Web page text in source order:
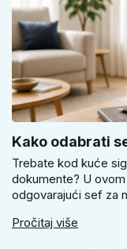
Kako odabrati
Trebate kod kuće
dokumente? U
odgovarajući sef za
za stvarnu
Pročitaj više